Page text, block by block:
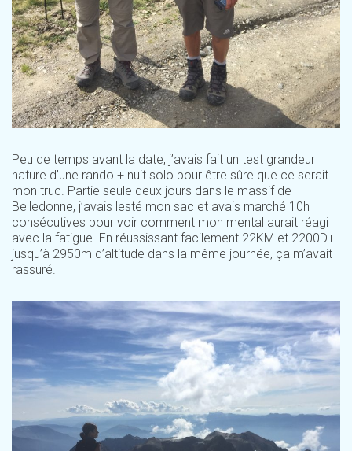
Peu de temps avant la date, j’avais fait un test grandeur
nature d’une rando + nuit solo pour être sûre que ce serait
mon truc. Partie seule deux jours dans le massif de
Belledonne, j’avais lesté mon sac et avais marché 10h
consécutives pour voir comment mon mental aurait réagi
avec la fatigue. En réussissant facilement 22KM et 2200D+
jusqu’à 2950m d’altitude dans la même journée, ça m’avait
rassuré.